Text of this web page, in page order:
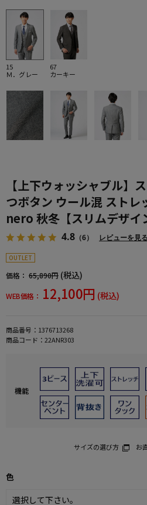
15
Ｍ．グレー
67
カーキー
【上下ウォッシャブル】
つボタン ウール混 ストレ
nero 秋冬【スリムデザイ
4.8 （6） レビューを見る
OUTLET
価格： 65,890円 (税込)
WEB価格： 12,100円 (税込)
商品番号： 1376713268
商品コード： 22ANR303
機能
サイズの選び方 お
色